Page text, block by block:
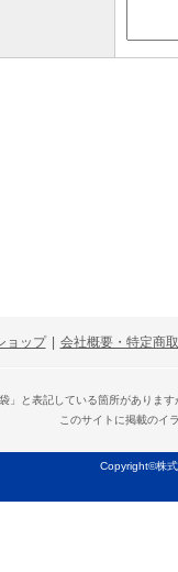
ョップ 会社概要・特定商
」と表記している箇所がありま
このサイトに掲載のイ
Copyright©株